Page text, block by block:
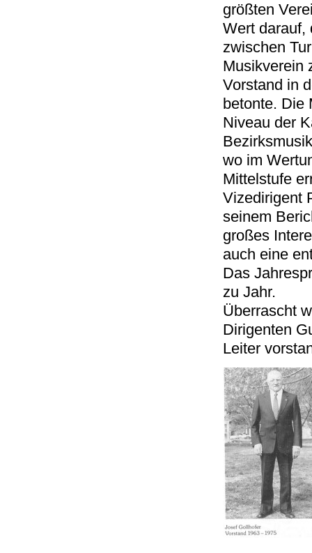
größten
Wert darauf,
zwischen
Musikverein
Vorstand in
betonte. Die
Niveau der
wo im
Mittelstufe
Vizedirigent
seinem
großes
auch eine
Das
zu Jahr.
Überrascht
Dirigenten
Leiter